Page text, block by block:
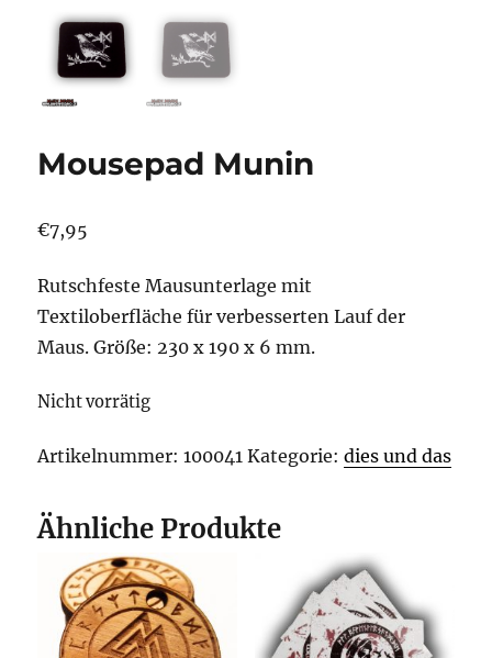
Mousepad Munin
€7,95
Rutschfeste Mausunterlage mit
Textiloberfläche für verbesserten Lauf der
Maus. Größe: 230 x 190 x 6 mm.
Nicht vorrätig
Artikelnummer:100041 Kategorie:dies und das
Ähnliche Produkte